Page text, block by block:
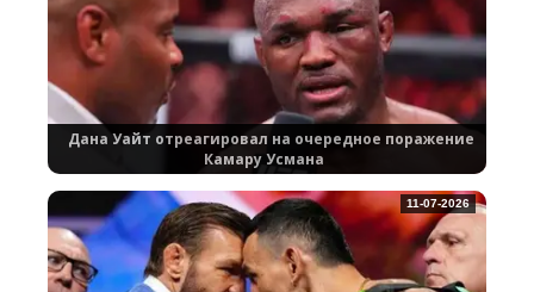
Дана Уайт отреагировал на очередное поражение
Камару Усмана
11-07-2026